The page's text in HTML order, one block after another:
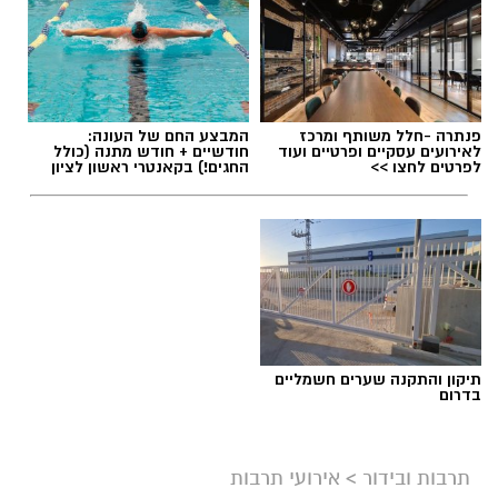
ליאור רז
על פי הודעת החברה, שני הפרקים שישודרו היום
פנתרה -חלל משותף ומרכז
לאירועים עסקיים ופרטיים ועוד
לפרטים לחצו >>
המבצע החם של העונה:
חודשיים + חודש מתנה (כולל
החגים!) בקאנטרי ראשון לציון
תיקון והתקנה שערים חשמליים
בדרום
תרבות ובידור > אירועי תרבות